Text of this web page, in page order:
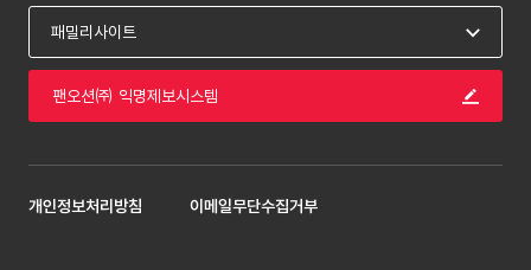
팬오션㈜ 익명제보시스템
개인정보처리방침 이메일무단수집거부